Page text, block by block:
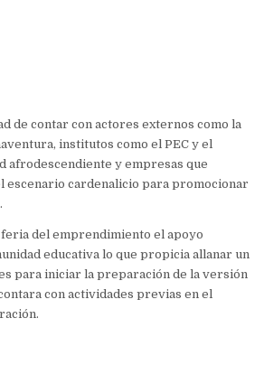
de contar con actores externos como la
institutos como el PEC y el
afrodescendiente y empresas que
escenario cardenalicio para promocionar
del emprendimiento el apoyo
educativa lo que propicia allanar un
para iniciar la preparación de la versión
con actividades previas en el